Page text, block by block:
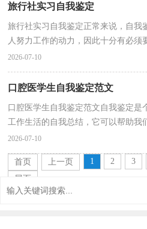
旅行社实习自我鉴定
旅行社实习自我鉴定正常来说，自我
人努力工作的动力，因此十分有必须
的自我鉴定应该是什么样的？以下是
2026-07-10
口腔医学生自我鉴定范文
口腔医学生自我鉴定范文自我鉴定是
工作生活的自我总结，它可以帮助
立即行动起来写一份自我鉴定吧。如
2026-07-10
首页 上一页 1 2 3
尾页